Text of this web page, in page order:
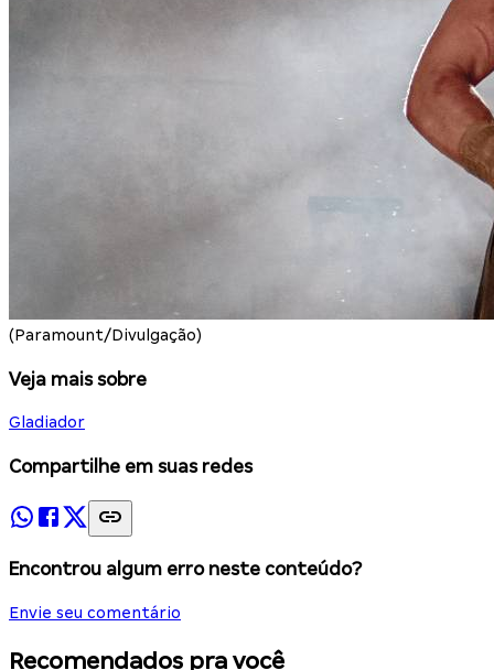
(Paramount/Divulgação)
Veja mais sobre
Gladiador
Compartilhe em suas redes
Encontrou algum erro neste conteúdo?
Envie seu comentário
Recomendados pra você